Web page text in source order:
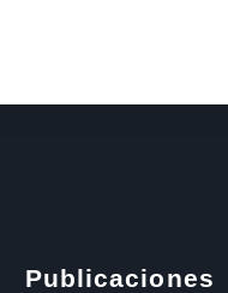
Publicaciones